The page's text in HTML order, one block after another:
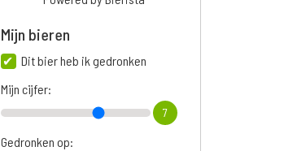
Mijn bieren
Dit bier heb ik gedronken
Mijn cijfer:
7
Gedronken op: